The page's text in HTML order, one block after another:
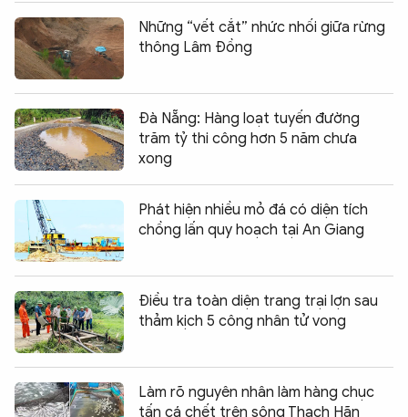
Những “vết cắt” nhức nhối giữa rừng
thông Lâm Đồng
Đà Nẵng: Hàng loạt tuyến đường
trăm tỷ thi công hơn 5 năm chưa
xong
Phát hiện nhiều mỏ đá có diện tích
chồng lấn quy hoạch tại An Giang
Điều tra toàn diện trang trại lợn sau
thảm kịch 5 công nhân tử vong
Làm rõ nguyên nhân làm hàng chục
tấn cá chết trên sông Thạch Hãn